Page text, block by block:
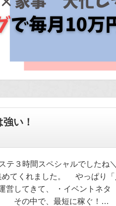
い！
テ３時間スペシャルでしたね
めてくれました。 やっぱり
営してきて、 ・イベントネタ
その中で、最短に稼ぐ！…